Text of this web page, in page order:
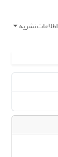
اطلاعات نشریه